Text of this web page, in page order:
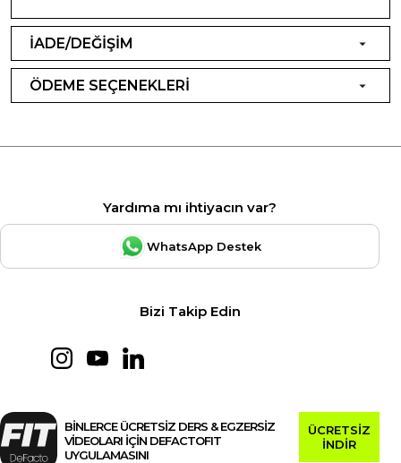
İADE/DEĞİŞİM
ÖDEME SEÇENEKLERİ
Yardıma mı ihtiyacın var?
WhatsApp Destek
Bizi Takip Edin
BİNLERCE ÜCRETSİZ DERS & EGZERSİZ
VİDEOLARI İÇİN DEFACTOFIT
UYGULAMASINI
ÜCRETSİZ
İNDİR